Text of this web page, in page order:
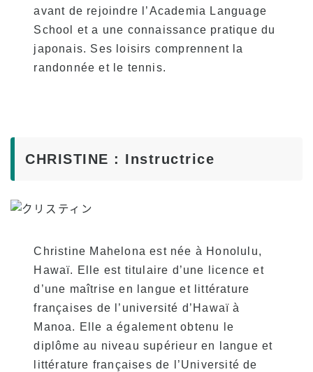
avant de rejoindre l’Academia Language
School et a une connaissance pratique du
japonais. Ses loisirs comprennent la
randonnée et le tennis.
CHRISTINE : Instructrice
Christine Mahelona est née à Honolulu,
Hawaï. Elle est titulaire d’une licence et
d’une maîtrise en langue et littérature
françaises de l’université d’Hawaï à
Manoa. Elle a également obtenu le
diplôme au niveau supérieur en langue et
littérature françaises de l’Université de